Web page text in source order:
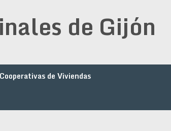
de Gijón
Cooperativas de Viviendas